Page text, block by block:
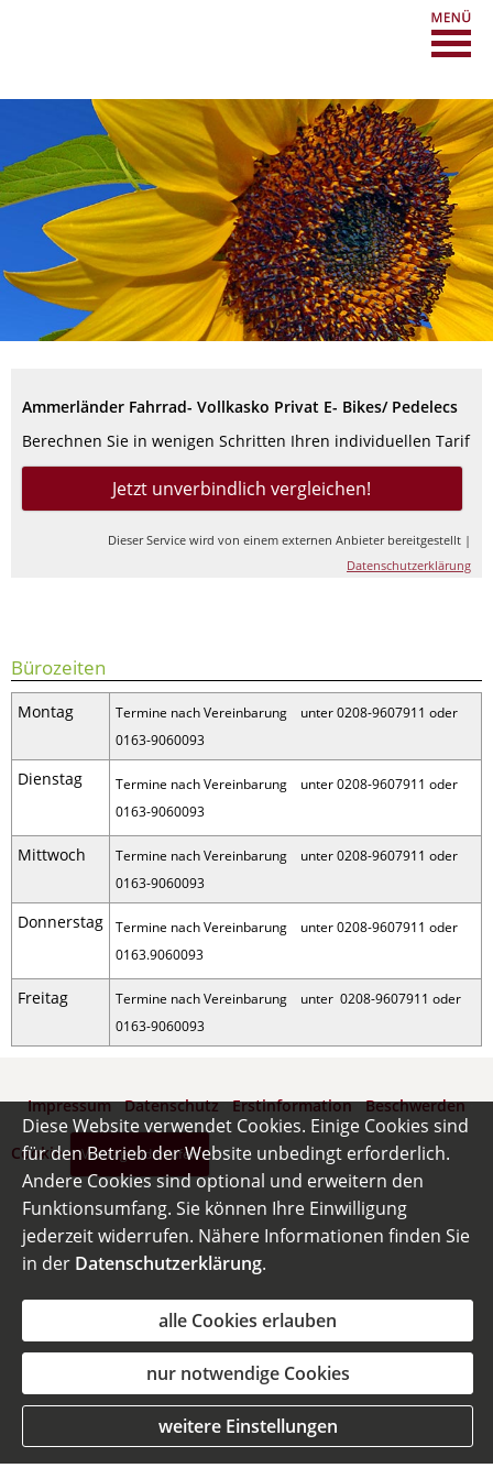
Ammerländer Fahrrad- Vollkasko Privat E- Bikes/ Pedelecs
Berechnen Sie in wenigen Schritten Ihren individuellen Tarif
Jetzt unverbindlich vergleichen!
Dieser Service wird von einem externen Anbieter bereitgestellt |
Datenschutzerklärung
Bürozeiten
Montag
Termine nach Vereinbarung unter 0208-9607911 oder
0163-9060093
Dienstag Termine nachVereinbarung unter 0208-9607911 oder
0163-9060093
Mittwoch
Termine nach Vereinbarung unter 0208-9607911 oder
0163-9060093
Donnerstag Termine nachVereinbarung unter 0208-9607911 oder
0163.9060093
Freitag
Termine nach Vereinbarung unter 0208-9607911 oder
0163-9060093
Impressum·Datenschutz·Erstinformation·Beschwerden·
Cookies Vertrag widerrufen
Diese Website verwendet Cookies. Einige Cookies sind
für den Betrieb der Website unbedingt erforderlich.
Andere Cookies sind optional und erweitern den
Funktionsumfang. Sie können Ihre Einwilligung
jederzeit widerrufen. Nähere Informationen finden Sie
in der Datenschutzerklärung.
alle Cookies erlauben
nur notwendige Cookies
weitere Einstellungen